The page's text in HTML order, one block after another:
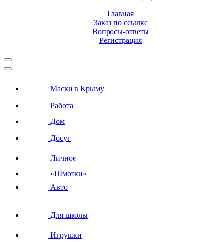
Главная
Заказ по ссылке
Вопросы-ответы
Регистрация
Маски в Крыму
Работа
Дом
Досуг
Личное
«Шмотки»
Авто
Для школы
Игрушки